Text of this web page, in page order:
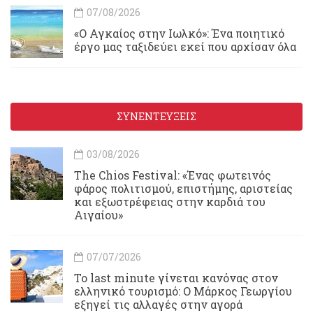
07/08/2026
«Ο Αγκαίος στην Ιωλκό»: Ένα ποιητικό
έργο μας ταξιδεύει εκεί που αρχίσαν όλα
ΣΥΝΕΝΤΕΥΞΕΙΣ
03/08/2026
Τhe Chios Festival: «Ένας φωτεινός
φάρος πολιτισμού, επιστήμης, αριστείας
και εξωστρέφειας στην καρδιά του
Αιγαίου»
07/07/2026
Το last minute γίνεται κανόνας στον
ελληνικό τουρισμό: Ο Μάρκος Γεωργίου
εξηγεί τις αλλαγές στην αγορά